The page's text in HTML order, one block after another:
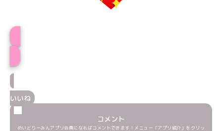
いいね
コメント
めいどりーみんアプリ会員になればコメントできます！メニュー「アプリ紹介」をクリッ